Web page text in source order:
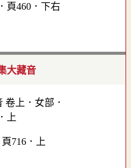
頁460．下右
大藏音
716．上